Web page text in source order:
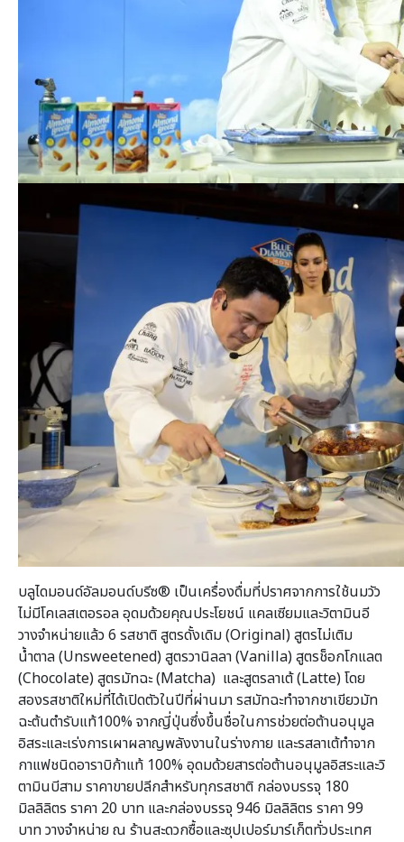
บลูไดมอนด์อัลมอนด์บรีซ® เป็นเครื่องดื่มที่ปราศจากการใช้นมวัว
ไม่มีโคเลสเตอรอล อุดมด้วยคุณประโยชน์ แคลเซียมและวิตามินอี
วางจำหน่ายแล้ว 6 รสชาติ สูตรดั้งเดิม (Original) สูตรไม่เติม
น้ำตาล (Unsweetened) สูตรวานิลลา (Vanilla) สูตรช็อกโกแลต
(Chocolate) สูตรมัทฉะ (Matcha) และสูตรลาเต้ (Latte) โดย
สองรสชาติใหม่ที่ได้เปิดตัวในปีที่ผ่านมา รสมัทฉะทำจากชาเขียวมัท
ฉะต้นตำรับแท้100% จากญี่ปุ่นซึ่งขึ้นชื่อในการช่วยต่อต้านอนุมูล
อิสระและเร่งการเผาผลาญพลังงานในร่างกาย และรสลาเต้ทำจาก
กาแฟชนิดอาราบิก้าแท้ 100% อุดมด้วยสารต่อต้านอนุมูลอิสระและวิ
ตามินบีสาม ราคาขายปลีกสำหรับทุกรสชาติ กล่องบรรจุ 180
มิลลิลิตร ราคา 20 บาท และกล่องบรรจุ 946 มิลลิลิตร ราคา 99
บาท วางจำหน่าย ณ ร้านสะดวกซื้อและซุปเปอร์มาร์เก็ตทั่วประเทศ